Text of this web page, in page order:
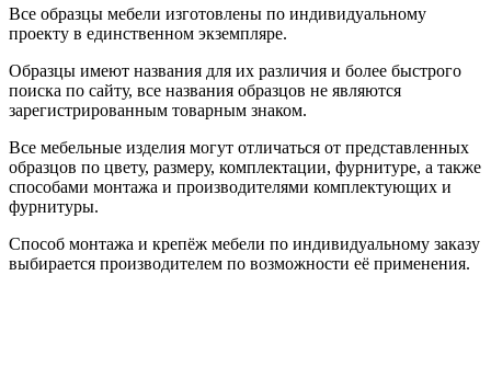
Все образцы мебели изготовлены по индивидуальному
проекту в единственном экземпляре.
Образцы имеют названия для их различия и более быстрого
поиска по сайту, все названия образцов не являются
зарегистрированным товарным знаком.
Все мебельные изделия могут отличаться от представленных
образцов по цвету, размеру, комплектации, фурнитуре, а также
способами монтажа и производителями комплектующих и
фурнитуры.
Способ монтажа и крепёж мебели по индивидуальному заказу
выбирается производителем по возможности её применения.